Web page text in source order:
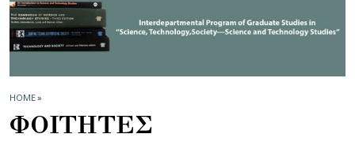
HOME»
ΦΟΙΤΗΤΕΣ